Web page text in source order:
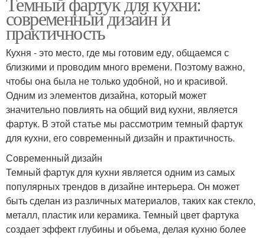
современный дизайн и
практичность
Кухня - это место, где мы готовим еду, общаемся с
близкими и проводим много времени. Поэтому важно,
чтобы она была не только удобной, но и красивой.
Одним из элементов дизайна, который может
значительно повлиять на общий вид кухни, является
фартук. В этой статье мы рассмотрим темный фартук
для кухни, его современный дизайн и практичность.
Современный дизайн
Темный фартук для кухни является одним из самых
популярных трендов в дизайне интерьера. Он может
быть сделан из различных материалов, таких как стекло,
металл, пластик или керамика. Темный цвет фартука
создает эффект глубины и объема, делая кухню более